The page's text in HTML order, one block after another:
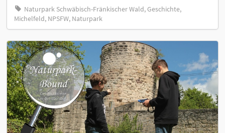
Naturpark Schwäbisch-Fränkischer Wald, Geschichte,
Michelfeld, NPSFW, Naturpark